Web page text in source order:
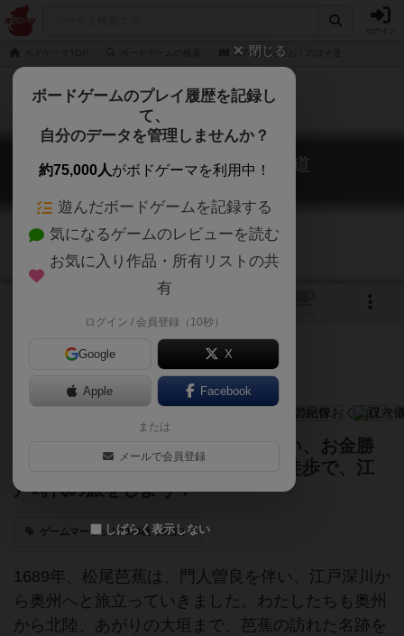
双六俳諧紀行おくのほそ道
双六俳諧紀行おくのほそ道
Narrow Road to the Deep North
はやく行きゃ良いってわけじゃない、お金勝
負のスゴロク。馬やかご、時には徒歩で、江
戸時代の旅をしよう！
ゲームマーケット2018秋（東京）
1689年、松尾芭蕉は、門人曽良を伴い、江戸深川か
ら奥州へと旅立っていきました。わたしたちも奥州
から北陸、あがりの大垣まで、芭蕉の訪れた名跡を
閉じる
ボードゲームのプレイ履歴を記録し
て、
自分のデータを管理しませんか？
約75,000人がボドゲーマを利用中！
遊んだボードゲームを記録する
気になるゲームのレビューを読む
お気に入り作品・所有リストの共
有
ログイン / 会員登録（10秒）
Google X
Apple Facebook
または
メールで会員登録
しばらく表示しない